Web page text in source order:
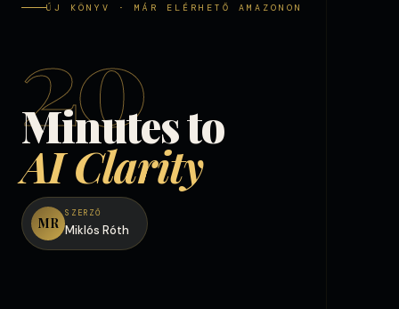
ÚJ KÖNYV · MÁR ELÉRHETŐ AMAZONON
20
Minutes to
AI Clarity
MR
SZERZŐ
Miklós Róth